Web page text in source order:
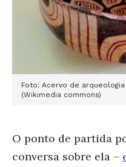
Foto: Acervo de
(Wikimedia commons)
O ponto de partida
conversa sobre ela –